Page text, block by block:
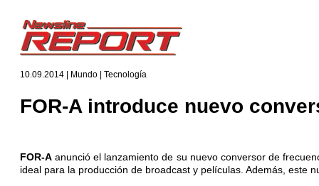
10.09.2014 | Mundo | Tecnología
FOR-A introduce nuevo
FOR-A anunció el lanzamiento de su nuevo conversor de
ideal para la producción de broadcast y películas. Además, este